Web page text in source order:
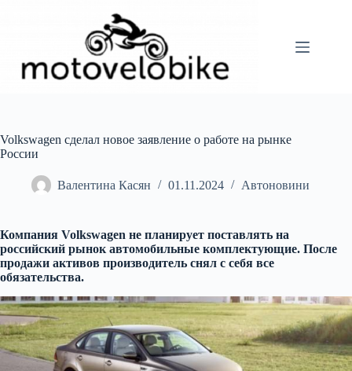
Volkswagen сделал новое заявление о работе на рынке
России
Валентина Касян 01.11.2024 Автоновини
Компания Volkswagen не планирует поставлять на
российский рынок автомобильные комплектующие. После
продажи активов производитель снял с себя все
обязательства.